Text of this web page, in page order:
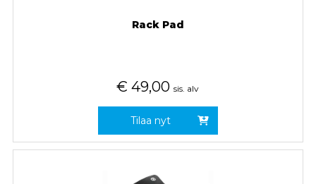
Rack Pad
€ 49,00 sis. alv
Tilaa nyt